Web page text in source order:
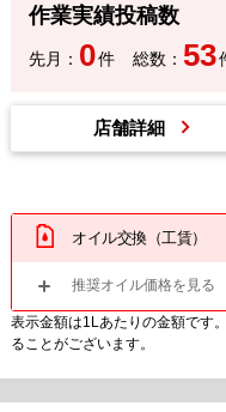
作業実績投稿数
先月： 0件 総数： 53
店舗詳細
オイル交換（工賃）
推奨オイル価格を見る
表示金額は1Lあたりの金額です
ることがございます。